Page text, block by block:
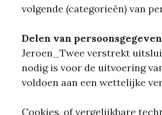
volgende (categorieën) van
Delen van
Jeroen_Twee verstrekt
nodig is voor de uitvoering
voldoen aan een wettelijke
Cookies, of vergelijkbare